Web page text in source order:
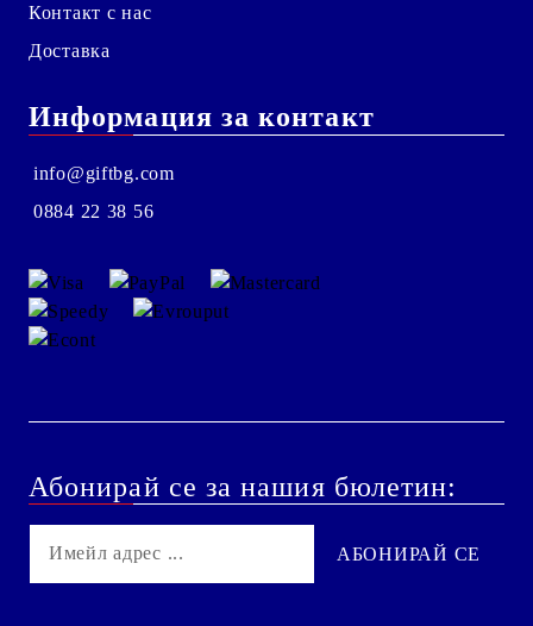
Контакт с нас
Доставка
Информация за контакт
info@giftbg.com
0884 22 38 56
Абонирай се за нашия бюлетин: